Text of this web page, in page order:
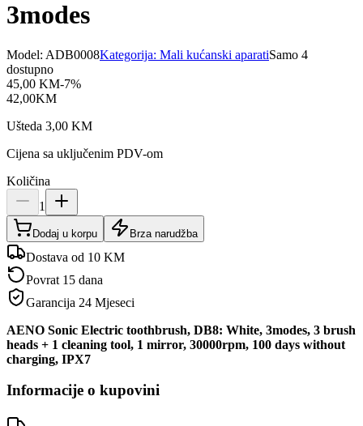
3modes
Model: ADB0008Kategorija: Mali kućanski aparatiSamo 4
dostupno
45,00 KM-7%
42,00KM
Ušteda 3,00 KM
Cijena sa uključenim PDV-om
Količina
1
Dodaj u korpu Brza narudžba
Dostava od 10 KM
Povrat 15 dana
Garancija 24 Mjeseci
AENO Sonic Electric toothbrush, DB8: White, 3modes, 3 brush
heads + 1 cleaning tool, 1 mirror, 30000rpm, 100 days without
charging, IPX7
Informacije o kupovini